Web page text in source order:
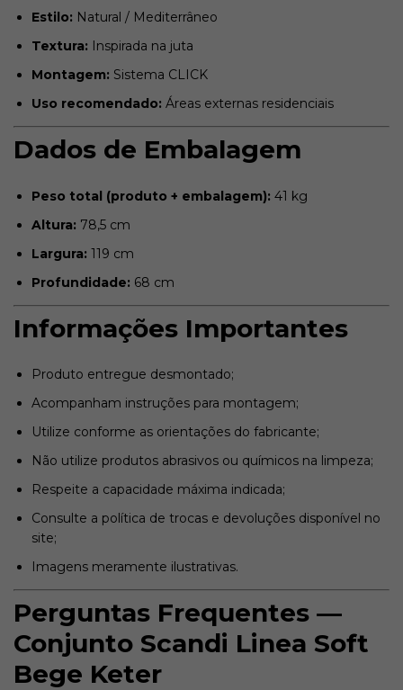
Estilo: Natural / Mediterrâneo
Textura: Inspirada na juta
Montagem: Sistema CLICK
Uso recomendado: Áreas externas residenciais
Dados de Embalagem
Peso total (produto + embalagem): 41 kg
Altura: 78,5 cm
Largura: 119 cm
Profundidade: 68 cm
Informações Importantes
Produto entregue desmontado;
Acompanham instruções para montagem;
Utilize conforme as orientações do fabricante;
Não utilize produtos abrasivos ou químicos na limpeza;
Respeite a capacidade máxima indicada;
Consulte a política de trocas e devoluções disponível no
site;
Imagens meramente ilustrativas.
Perguntas Frequentes —
Conjunto Scandi Linea Soft
Bege Keter